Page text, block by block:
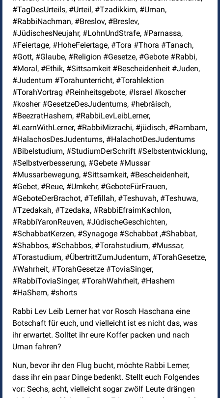
#TagDesUrteils, #Urteil, #Tzadikkim, #Uman,
#RabbiNachman, #Breslov, #Breslev,
#JüdischesNeujahr, #LohnUndStrafe, #Parnassa,
#Feiertage, #HoheFeiertage, #Tora #Thora #Tanach,
#Gott, #Glaube, #Religion #Gesetze, #Gebote #Rabbi,
#Moral, #Ethik, #Sittsamkeit #Bescheidenheit #Juden,
#Judentum #Torahunterricht, #Torahlektion
#TorahVortrag #Reinheitsgebote, #Israel #koscher
#kosher #GesetzeDesJudentums, #hebräisch,
#BeezratHashem, #RabbiLevLeibLerner,
#LearnWithLerner, #RabbiMizrachi, #jüdisch, #Rambam,
#HalachosDesJudentums, #HalachotDesJudentums
#Bibelstudium, #StudiumDerSchrift #Selbstentwicklung,
#Selbstverbesserung, #Gebete #Mussar
#Mussarbewegung, #Sittsamkeit, #Bescheidenheit,
#Gebet, #Reue, #Umkehr, #GeboteFürFrauen,
#GeboteDerBrachot, #Tefillah, #Teshuvah, #Teshuwa,
#Tzedakah, #Tzedaka, #RabbiEfraimKachlon,
#RabbiYaronReuven, #JüdischeGeschichten,
#SchabbatKerzen, #Synagoge #Schabbat ,#Shabbat,
#Shabbos, #Schabbos, #Torahstudium, #Mussar,
#Torastudium, #ÜbertrittZumJudentum, #TorahGesetze,
#Wahrheit, #TorahGesetze #ToviaSinger,
#RabbiToviaSinger, #TorahWahrheit, #Hashem
#HaShem, #shorts
Rabbi Lev Leib Lerner hat vor Rosch Haschana eine
Botschaft für euch, und vielleicht ist es nicht das, was
ihr erwartet. Solltet ihr eure Koffer packen und nach
Uman fahren?
Nun, bevor ihr den Flug bucht, möchte Rabbi Lerner,
dass ihr ein paar Dinge bedenkt. Stellt euch Folgendes
vor: Sechs, acht, vielleicht sogar zwölf Leute drängen